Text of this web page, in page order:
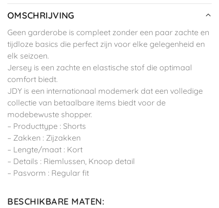
OMSCHRIJVING
Geen garderobe is compleet zonder een paar zachte en
tijdloze basics die perfect zijn voor elke gelegenheid en
elk seizoen.
Jersey is een zachte en elastische stof die optimaal
comfort biedt.
JDY is een internationaal modemerk dat een volledige
collectie van betaalbare items biedt voor de
modebewuste shopper.
– Producttype : Shorts
– Zakken : Zijzakken
– Lengte/maat : Kort
– Details : Riemlussen, Knoop detail
– Pasvorm : Regular fit
BESCHIKBARE MATEN: